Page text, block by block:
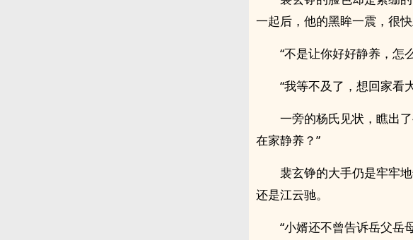
一起后，他的黑眸一震，很快
“不是让你好好静养，怎
“我等不及了，想回家看
一旁的杨氏见状，瞧出
在家静养？”
裴玄铮的大手仍是牢牢
还是江云驰。
“小婿还不曾告诉岳父岳